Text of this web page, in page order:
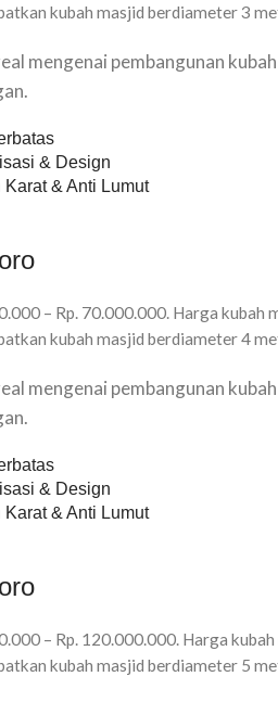
kubah masjid berdiameter 3
mengenai pembangunan
& Design
& Anti Lumut
– Rp. 70.000.000. Harga kubah
kubah masjid berdiameter 4
mengenai pembangunan
& Design
& Anti Lumut
– Rp. 120.000.000. Harga
kubah masjid berdiameter 5